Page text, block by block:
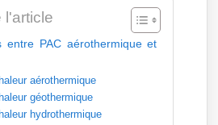
l'article
entre PAC aérothermique et
aérothermique
géothermique
hydrothermique